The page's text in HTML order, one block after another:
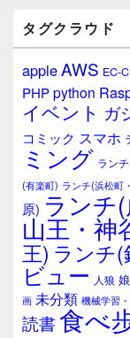
ウ
ィ
ジ
ェ
ア
タグクラウド
appleAWS EC-
PHPpython
イベント ガ
コミック スマホ
ミング ラン
(有楽町) ランチ(浜松町
原) ランチ
山王・神
王) ランチ(
ビュー 人狼
画 未分類 機械学習
読書食べ